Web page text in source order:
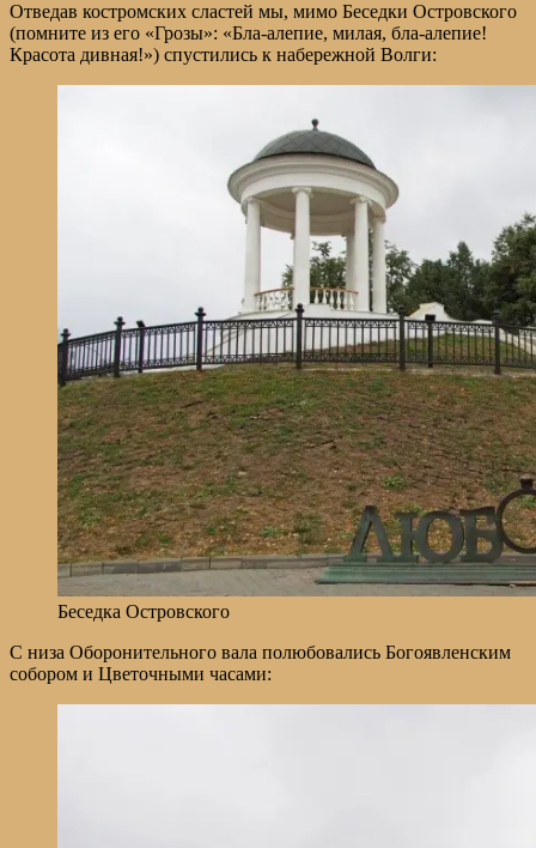
Отведав костромских сластей мы, мимо Беседки Островского
(помните из его «Грозы»: «Бла-алепие, милая, бла-алепие!
Красота дивная!») спустились к набережной Волги:
Беседка Островского
С низа Оборонительного вала полюбовались Богоявленским
собором и Цветочными часами: